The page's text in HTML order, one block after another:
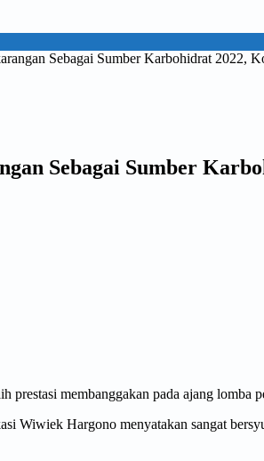
Sebagai Sumber Karbohidrat 2022,
Sebagai Sumber
prestasi membanggakan pada ajang lomba
Wiwiek Hargono menyatakan sangat